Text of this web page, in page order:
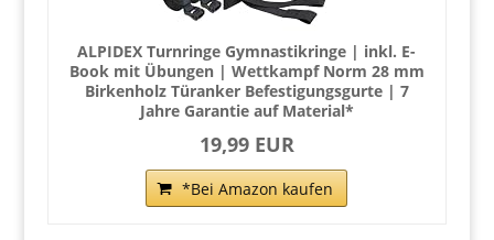
ALPIDEX Turnringe Gymnastikringe | inkl. E-
Book mit Übungen | Wettkampf Norm 28 mm
Birkenholz Türanker Befestigungsgurte | 7
Jahre Garantie auf Material*
19,99 EUR
*Bei Amazon kaufen